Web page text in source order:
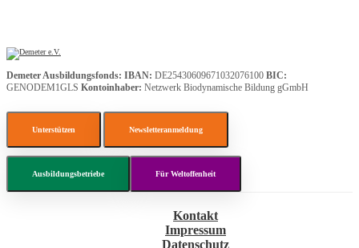
Demeter Ausbildungsfonds: IBAN: DE25430609671032076100 BIC:
GENODEM1GLS Kontoinhaber: Netzwerk Biodynamische Bildung gGmbH
Unterstützen Newsletteranmeldung
Ausbildungsbetriebe Für Weltoffenheit
Kontakt
Impressum
Datenschutz